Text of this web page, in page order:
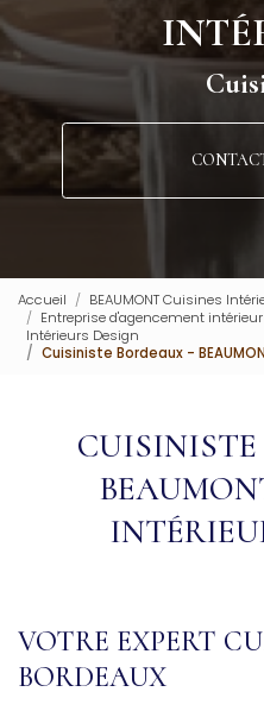
Accueil
BEAUMONT Cuisines
Entreprise d'agencement intérieur
Intérieurs Design
Cuisiniste Bordeaux -
VOTRE EXPERT
BORDEAUX